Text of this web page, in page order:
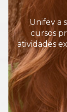
Unifev a
cursos
atividades